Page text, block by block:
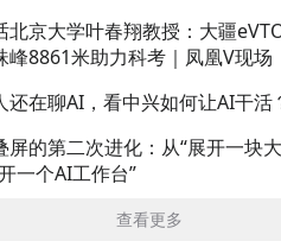
北京大学叶春翔教授：大疆
峰8861米助力科考｜凤凰V现场
还在聊AI，看中兴如何让AI干活
屏的第二次进化：从“展开一块
一个AI工作台”
查看更多